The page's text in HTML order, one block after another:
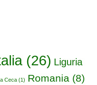
(26) Liguria
Ceca (1) Romania (8)